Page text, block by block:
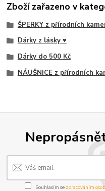
Zboží zařazeno v
ŠPERKY z přírodních
Dárky z lásky ♥
Dárky do 500 Kč
NÁUŠNICE z přírodních
Souhlasím se zpracováním